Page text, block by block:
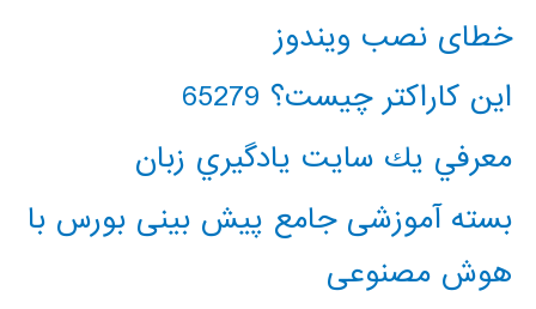
خطای نصب ویندوز
این کاراکتر چیست؟ 65279
معرفي يك سايت يادگيري زبان
بسته آموزشی جامع پیش بینی بورس با
هوش مصنوعی